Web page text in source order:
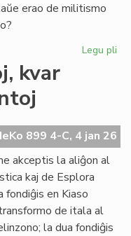
erao de militismo
Legu pli
kvar
899 4-C, 4 jan 26
akceptis la aliĝon al
kaj de Esplora
en Kiaso
de itala al
la dua fondiĝis